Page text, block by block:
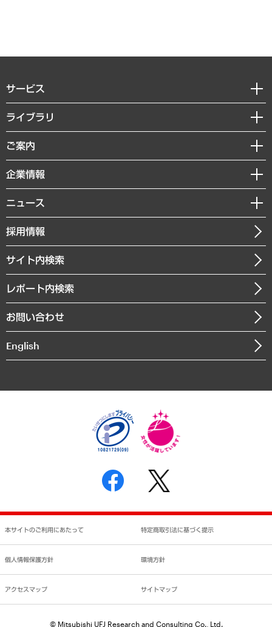
サービス
経営戦略
組織・人事戦略
デジタルイノベーション
共生・ダイバーシティ
GRC（ガバナンス・リスク・コンプライアンス）・防災（政策）
経済・産業・雇用・労働
まちづくり・観光・交通・スポーツ・スマートシティ
自然資源・農林水産業・食料システム
ライブラリ
経済調査
レポート
コラム
経営用語集
受託・受注実績（官公庁関連）
メディア掲載・出演
ご案内
セミナー・イベント情報
MUFGビジネスセミナー
受託案件情報
企業情報
私たちの想い
社長メッセージ
会社概要
沿革
組織図・本部部室紹介
インドネシア現地法人
個人情報保護方針
反社会的勢力に対する基本方針
書面による個人情報の開示等の請求の手続きについて
ニュース
ニュースリリース
お知らせ
採用情報
サイト内検索
レポート内検索
お問い合わせ
English
本サイトのご利用にあたって 特定商取引法に基づく提示
個人情報保護方針 環境方針
アクセスマップ サイトマップ
© Mitsubishi UFJ Research and Consulting Co., Ltd.